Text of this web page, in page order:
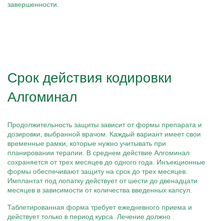
завершенности.
Срок действия кодировки
Алгоминал
Продолжительность защиты зависит от формы препарата и
дозировки, выбранной врачом. Каждый вариант имеет свои
временные рамки, которые нужно учитывать при
планировании терапии. В среднем действие Алгоминал
сохраняется от трех месяцев до одного года. Инъекционные
формы обеспечивают защиту на срок до трех месяцев.
Имплантат под лопатку действует от шести до двенадцати
месяцев в зависимости от количества введенных капсул.
Таблетированная форма требует ежедневного приема и
действует только в период курса. Лечение должно